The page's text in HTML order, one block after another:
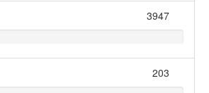
3947
203